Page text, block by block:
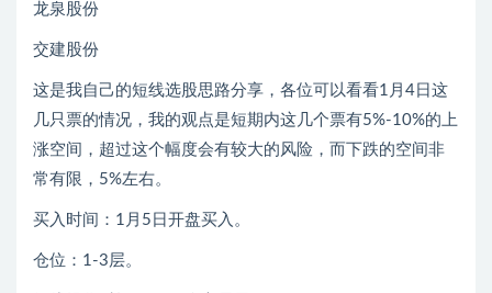
龙泉股份
交建股份
这是我自己的短线选股思路分享，各位可以看看1月4日这
几只票的情况，我的观点是短期内这几个票有5%-10%的上
涨空间，超过这个幅度会有较大的风险，而下跌的空间非
常有限，5%左右。
买入时间：1月5日开盘买入。
仓位：1-3层。